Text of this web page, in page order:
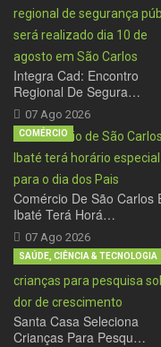
Integra Cad: Encontro
Regional De Segura…
07 Ago 2026
Comércio De São Carlos
Ibaté Terá Horá…
07 Ago 2026
COMÉRCIO
Santa Casa Seleciona
Crianças Para Pesqu…
SAÚDE, CIÊNCIA & TECNOLOGIA